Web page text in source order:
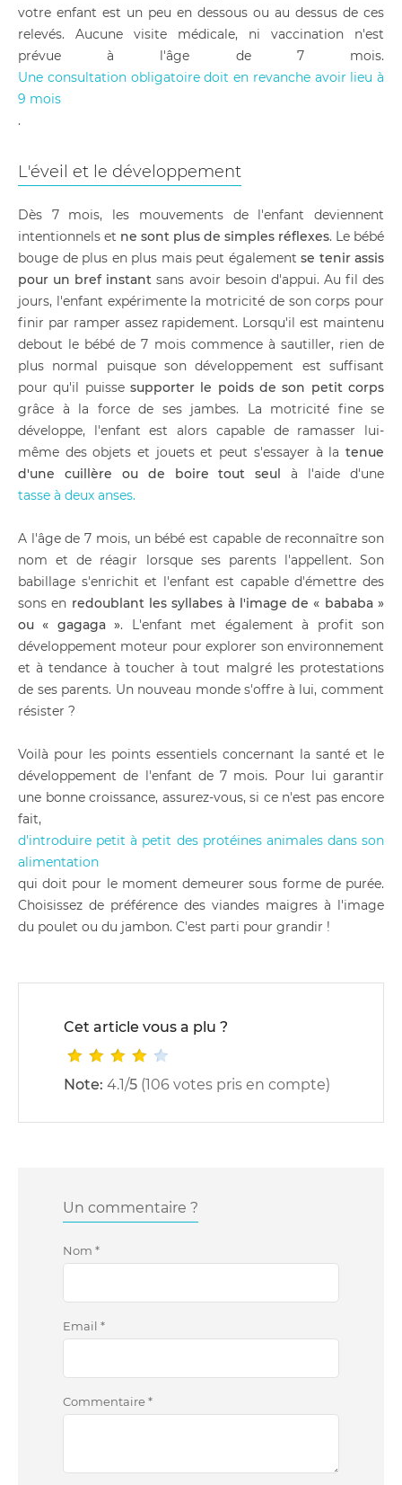
votre enfant est un peu en dessous ou au dessus de ces
relevés. Aucune visite médicale, ni vaccination n'est
prévue à l'âge de 7 mois.
Une consultation obligatoire doit en revanche avoir lieu à
9 mois
.
L'éveil et le développement
Dès 7 mois, les mouvements de l'enfant deviennent
intentionnels et ne sont plus de simples réflexes. Le bébé
bouge de plus en plus mais peut également se tenir assis
pour un bref instant sans avoir besoin d'appui. Au fil des
jours, l'enfant expérimente la motricité de son corps pour
finir par ramper assez rapidement. Lorsqu'il est maintenu
debout le bébé de 7 mois commence à sautiller, rien de
plus normal puisque son développement est suffisant
pour qu'il puisse supporter le poids de son petit corps
grâce à la force de ses jambes. La motricité fine se
développe, l'enfant est alors capable de ramasser lui-
même des objets et jouets et peut s'essayer à la tenue
d'une cuillère ou de boire tout seulà l'aide d'une
tasse à deux anses.
A l'âge de 7 mois, un bébé est capable de reconnaître son
nom et de réagir lorsque ses parents l'appellent. Son
babillage s'enrichit et l'enfant est capable d'émettre des
sons en redoublant les syllabes à l'image de « bababa »
ou « gagaga ». L'enfant met également à profit son
développement moteur pour explorer son environnement
et à tendance à toucher à tout malgré les protestations
de ses parents. Un nouveau monde s'offre à lui, comment
résister ?
Voilà pour les points essentiels concernant la santé et le
développement de l'enfant de 7 mois. Pour lui garantir
une bonne croissance, assurez-vous, si ce n'est pas encore
fait,
d'introduire petit à petit des protéines animales dans son
alimentation
qui doit pour le moment demeurer sous forme de purée.
Choisissez de préférence des viandes maigres à l'image
du poulet ou du jambon. C'est parti pour grandir !
Cet article vous a plu ?
Note: 4.1/5 (106 votes pris en compte)
Un commentaire ?
Nom *
Email *
Commentaire*